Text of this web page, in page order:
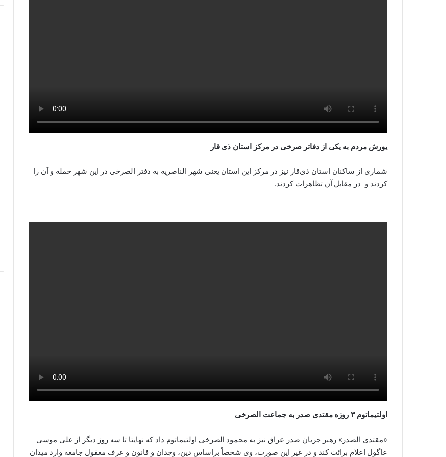
یورش مردم به یکی از دفاتر صرخی در مرکز استان ذی قار
شماری از ساکنان استان ذی‌قار نیز در مرکز این استان یعنی شهر الناصریه به دفتر الصرخی در این شهر حمله و آن را
کردند و در مقابل آن تظاهرات کردند.
اولتیماتوم ۳ روزه مقتدی صدر به جماعت الصرخی
«مقتدی الصدر» رهبر جریان صدر عراق نیز به محمود الصرخی اولتیماتوم داد که نهایتا تا سه روز دیگر از علی موسی
عاگول اعلام برائت کند و در غیر این صورت، وی شخصاً براساس دین، وجدان و قانون و عرف معقول جامعه وارد میدان